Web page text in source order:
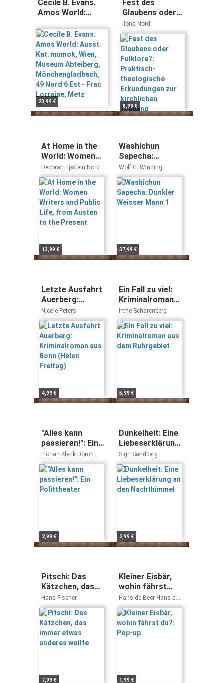
Cecile B. Evans.
Amos World:
mumok, Wien,
Museum
Abteiberg,
Mönchengladbach,
49 Nord 6 Est -
Frac Lorraine,
Metz
23,99 €
Fest des
Glaubens oder
Folklore?:
Praktisch-
theologische
Erkundungen zur
kirchlichen
Trauung
Ilona Nord
8,99 €
At Home in the
World: Women
Writers and
Public Life, from
Austen to the
Present
Deborah Epstein Nord
Maria Dibattista
13,99 €
Washichun
Sapecha:
Dunkler Weisser
Mann 1
Wolf G. Winning
37,99 €
Letzte Ausfahrt
Auerberg:
Kriminalroman
aus Bonn (Helen
Freitag)
Nicole Peters
4,99 €
Ein Fall zu viel:
Kriminalroman
aus dem
Ruhrgebiet
Irene Scharenberg
5,99 €
"Alles kann
passieren!": Ein
Polittheater
Florian Klenk Doron
Rabinovici
2,99 €
Dunkelheit: Eine
Liebeserklärung
an den
Nachthimmel
Sigri Sandberg
2,99 €
Pitschi: Das
Kätzchen, das
immer etwas
anderes wollte
Hans Fischer
7,99 €
Kleiner Eisbär,
wohin fährst
du?: Pop-up
Hans de Beer Hans de
Beer
1,99 €